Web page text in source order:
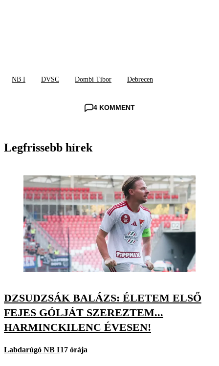
NB I DVSC Dombi Tibor Debrecen
4 KOMMENT
Legfrissebb hírek
DZSUDZSÁK BALÁZS: ÉLETEM ELSŐ
FEJES GÓLJÁT SZEREZTEM...
HARMINCKILENC ÉVESEN!
Labdarúgó NB I17 órája